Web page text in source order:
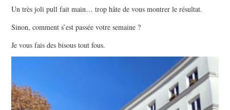
Un très joli pull fait main… trop hâte de vous montrer le résultat.
Sinon, comment s’est passée votre semaine ?
Je vous fais des bisous tout fous.